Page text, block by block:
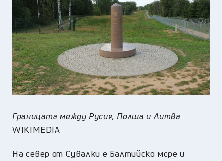
Границата между Русия, Полша и Литва
WIKIMEDIA
На север от Сувалки е Балтийско море и